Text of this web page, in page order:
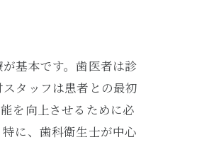
基本です。歯医者は診
タッフは患者との最初
を向上させるために必
に、歯科衛生士が中心